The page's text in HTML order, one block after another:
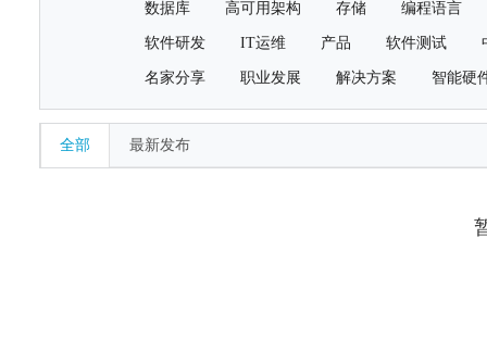
数据库 高可用架构 存储 编程语言
软件研发 IT运维 产品 软件测试
名家分享 职业发展 解决方案 智能硬
全部 最新发布